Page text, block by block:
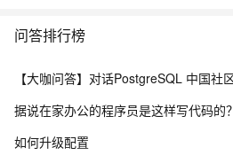
问答排行榜
据说在家办公的程序员是这样写代码的？
如何升级配置